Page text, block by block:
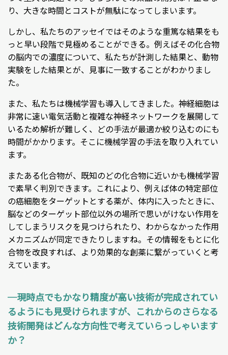
り、大きな時間とコストが無駄になってしまいます。
しかし、私たちのアッセイではそのような重篤な結果をも
っと早い段階で見極めることができる。例えばその化合物
の脳内での濃度について、私たちが計測した結果と、動物
実験をした結果とが、見事に一致することがわかりまし
た。
また、私たちは機械学習も導入してきました。神経細胞は
非常に速い電気活動と複雑な神経ネットワークを展開して
いるため解析が難しく、どの手法が最適か絞り込むのにも
時間がかかります。そこに機械学習の手法を取り入れてい
ます。
またある化合物が、既知のどの化合物に近いかも機械学習
で素早く判別できます。これにより、例えば体の特定部位
の癌細胞をターゲットとする薬が、体内に入ったときに、
脳などのターゲット部位以外の場所で思いがけない作用を
してしまうリスクを見つけられたり、わからなかった作用
メカニズムが同定できたりしますね。その情報をもとに化
合物を改良すれば、より効果的な創薬に繋がっていくと考
えています。
─現時点でもかなり精度が高い技術が完成されてい
るようにも見受けられますが、これからのさらなる
技術開発はどんな方向性で考えていらっしゃいます
か？